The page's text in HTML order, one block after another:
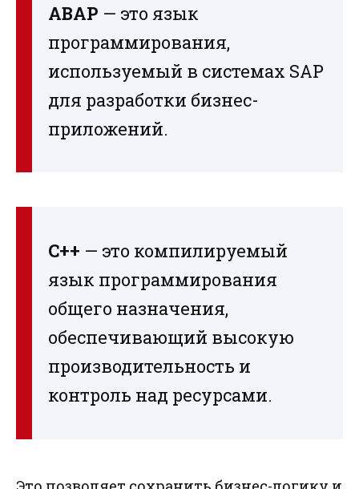
ABAP — это язык
программирования,
используемый в системах SAP
для разработки бизнес-
приложений.
C++ — это компилируемый
язык программирования
общего назначения,
обеспечивающий высокую
производительность и
контроль над ресурсами.